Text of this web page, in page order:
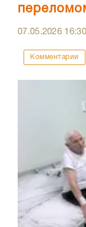
07.05.2026 16:30
Комментарии